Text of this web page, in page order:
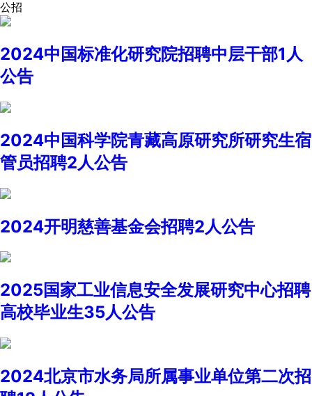
公招
2024中国标准化研究院招聘中层干部1人
公告
2024中国科学院青藏高原研究所研究生宿
管员招聘2人公告
2024开明慈善基金会招聘2人公告
2025国家工业信息安全发展研究中心招聘
高校毕业生35人公告
2024北京市水务局所属事业单位第二次招